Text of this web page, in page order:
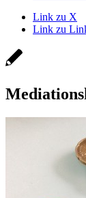
Link zu X
Link zu